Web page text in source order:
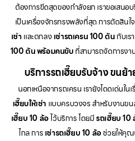
ต้องการขีดสุดของกำลังยก เราขอเสนอ
เป็นเครื่องจักรทรงพลังที่สุด การตัดสินใ
เช่า และตกลง เช่ารถเครน 100 ตัน กับเ
100 ตัน พร้อมคนขับ ที่สามารถจัดการง
บริการรถเฮี๊ยบรับจ้าง ขนย้
นอกเหนือจากรถเครน เรายังโดดเด่นในเ
เฮี๊ยบให้เช่า แบบครบวงจร สำหรับงานข
เฮี๊ยบ 10 ล้อไว้บริการ โดยมีรถเฮี๊ยบ 10
ไกล การ เช่ารถเฮี๊ยบ 10 ล้อช่วยให้คุณ